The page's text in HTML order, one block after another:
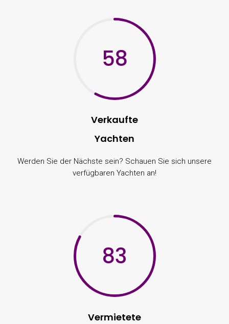
58
Verkaufte
Yachten
Werden Sie der Nächste sein? Schauen Sie sich unsere
verfügbaren Yachten an!
83
Vermietete